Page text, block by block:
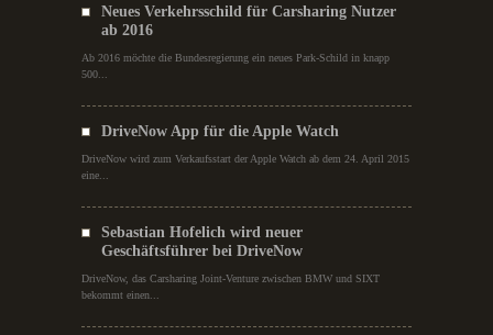
Neues Verkehrsschild für Carsharing Nutzer
ab 2016
Ab 2016 möchte die Bundesregierung ein neues Park-Schild in knapp
500...
DriveNow App für die Apple Watch
DriveNow wird zum Verkaufsstart der Apple Watch ab dem 24. April 2015
eine...
Sebastian Hofelich wird neuer
Geschäftsführer bei DriveNow
DriveNow, das Carsharing Joint-Venture zwischen BMW und SIXT
bekommt einen...